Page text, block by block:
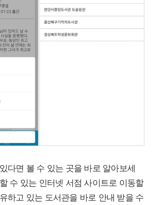
다면 볼 수 있는 곳을 바로 알아보세
수 있는 인터넷 서점 사이트로 이동할
하고 있는 도서관을 바로 안내 받을 수